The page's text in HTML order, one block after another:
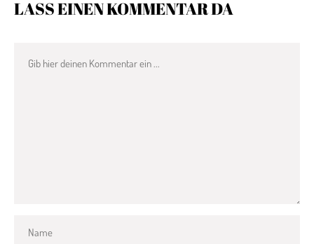
LASS EINEN KOMMENTAR DA